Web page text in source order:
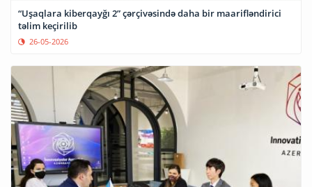
“Uşaqlara kiberqayğı 2” çərçivəsində daha bir maarifləndirici
təlim keçirilib
26-05-2026